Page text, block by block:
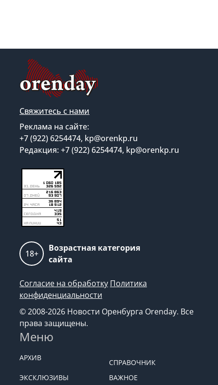
Свяжитесь с нами
Реклама на сайте:
+7 (922) 6254474, kp@orenkp.ru
Редакция: +7 (922) 6254474, kp@orenkp.ru
18+
Возрастная категория
сайта
Согласие на обработку Политика
конфиденциальности
© 2008-2026 Новости Оренбурга Orenday. Все
права защищены.
Меню
АРХИВ
СПРАВОЧНИК
ЭКСКЛЮЗИВЫ
ВАЖНОЕ